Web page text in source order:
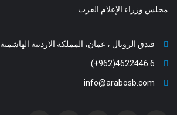
مجلس وزراء الإعلام العرب
فندق الرويال ، عمان، المملكة الاردنية الهاشمية
6 4622446(962+)
info@arabosb.com